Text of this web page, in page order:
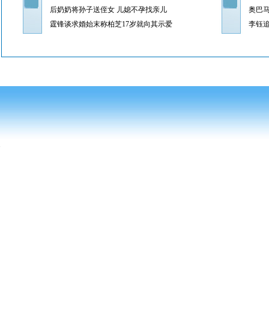
后奶奶将孙子送侄女 儿媳不孕找亲儿
霆锋谈求婚始末称柏芝17岁就向其示爱
奥巴
李钰